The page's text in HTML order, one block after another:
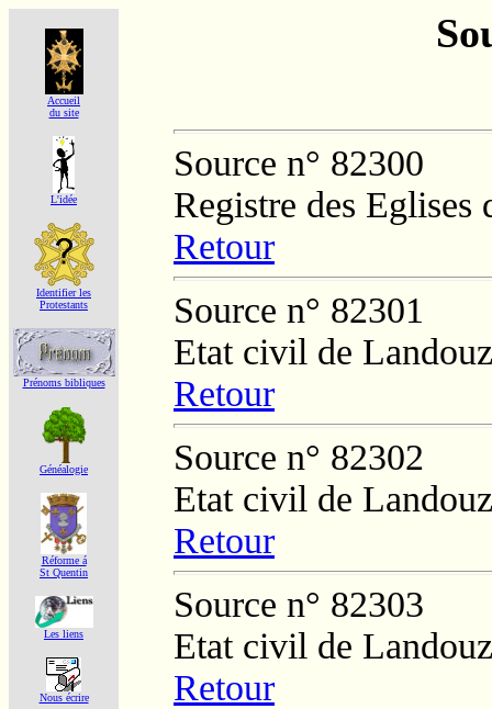
Accueil
du site
L'idée
Identifier les
Protestants
Prénoms bibliques
Généalogie
Réforme á
St Quentin
Les liens
Nous écrire
Source n° 82300
Registre des Eglises
Retour
Source n° 82301
Etat civil de
Retour
Source n° 82302
Etat civil de
Retour
Source n° 82303
Etat civil de
Retour